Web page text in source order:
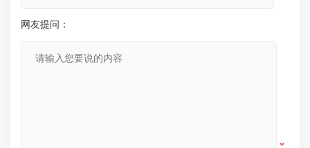
网友提问：